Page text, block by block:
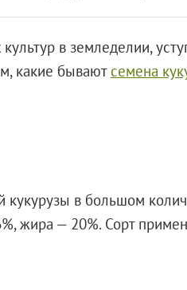
в земледелии,
какие бывают семена
кукурузы в большом
жира — 20%. Сорт